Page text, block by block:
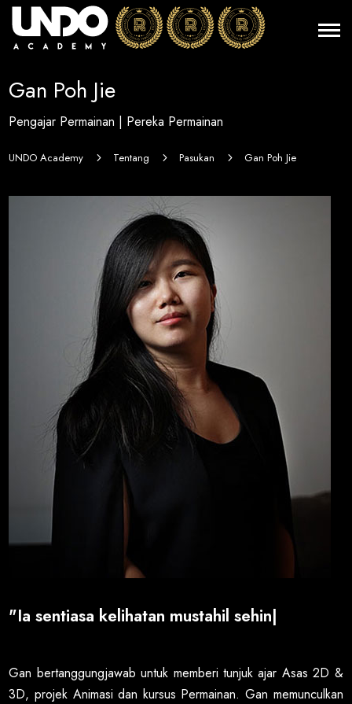
Gan Poh Jie
Pengajar Permainan | Pereka Permainan
UNDO Academy 5 Tentang 5 Pasukan 5 Gan Poh Jie
"Ia sentiasa kelihatan mustahil sehingga
Gan bertanggungjawab untuk memberi tunjuk ajar Asas 2D &
3D, projek Animasi dan kursus Permainan. Gan memunculkan